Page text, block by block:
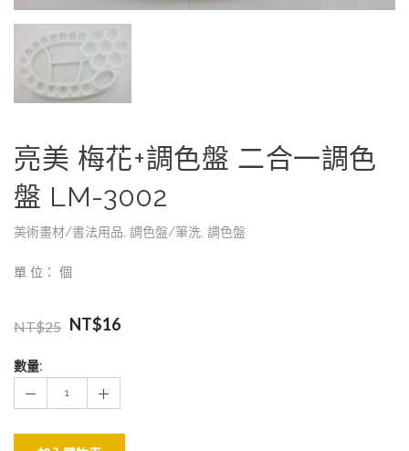
亮美 梅花+調色盤 二合一調色
盤 LM-3002
美術畫材/書法用品 調色盤/筆洗 調色盤
單 位： 個
NT$25 NT$16
數量: